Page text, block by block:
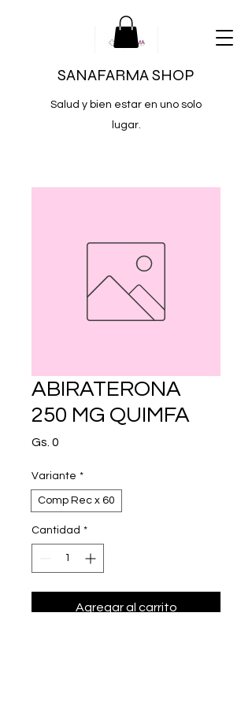
SANAFARMA SHOP
Salud y bien estar en uno solo
lugar.
ABIRATERONA
250 MG QUIMFA
Gs. 0
Variante *
Comp Rec x 60
Cantidad *
Agregar al carrito